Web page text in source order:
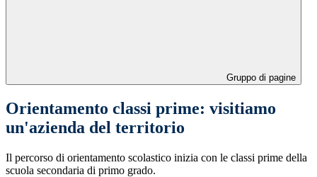
Gruppo di pagine
Orientamento classi prime: visitiamo
un'azienda del territorio
Il percorso di orientamento scolastico inizia con le classi prime della
scuola secondaria di primo grado.